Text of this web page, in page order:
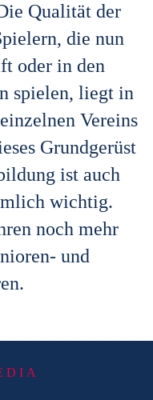
Qualität der
die nun
oder in den
spielen, liegt in
Vereins
Grundgerüst
ist auch
wichtig.
noch mehr
und